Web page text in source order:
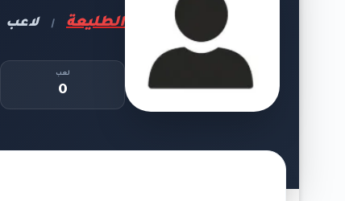
الطليعة | لاعب
لعب
0